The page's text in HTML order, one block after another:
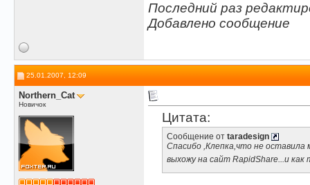
Последний раз
Добавлено сообщение
25.01.2007, 12:09
Northern_Cat
Новичок
Цитата:
Сообщение от taradesign
Спасибо ,Клепка,что не
выхожу на сайт RapidShare...и